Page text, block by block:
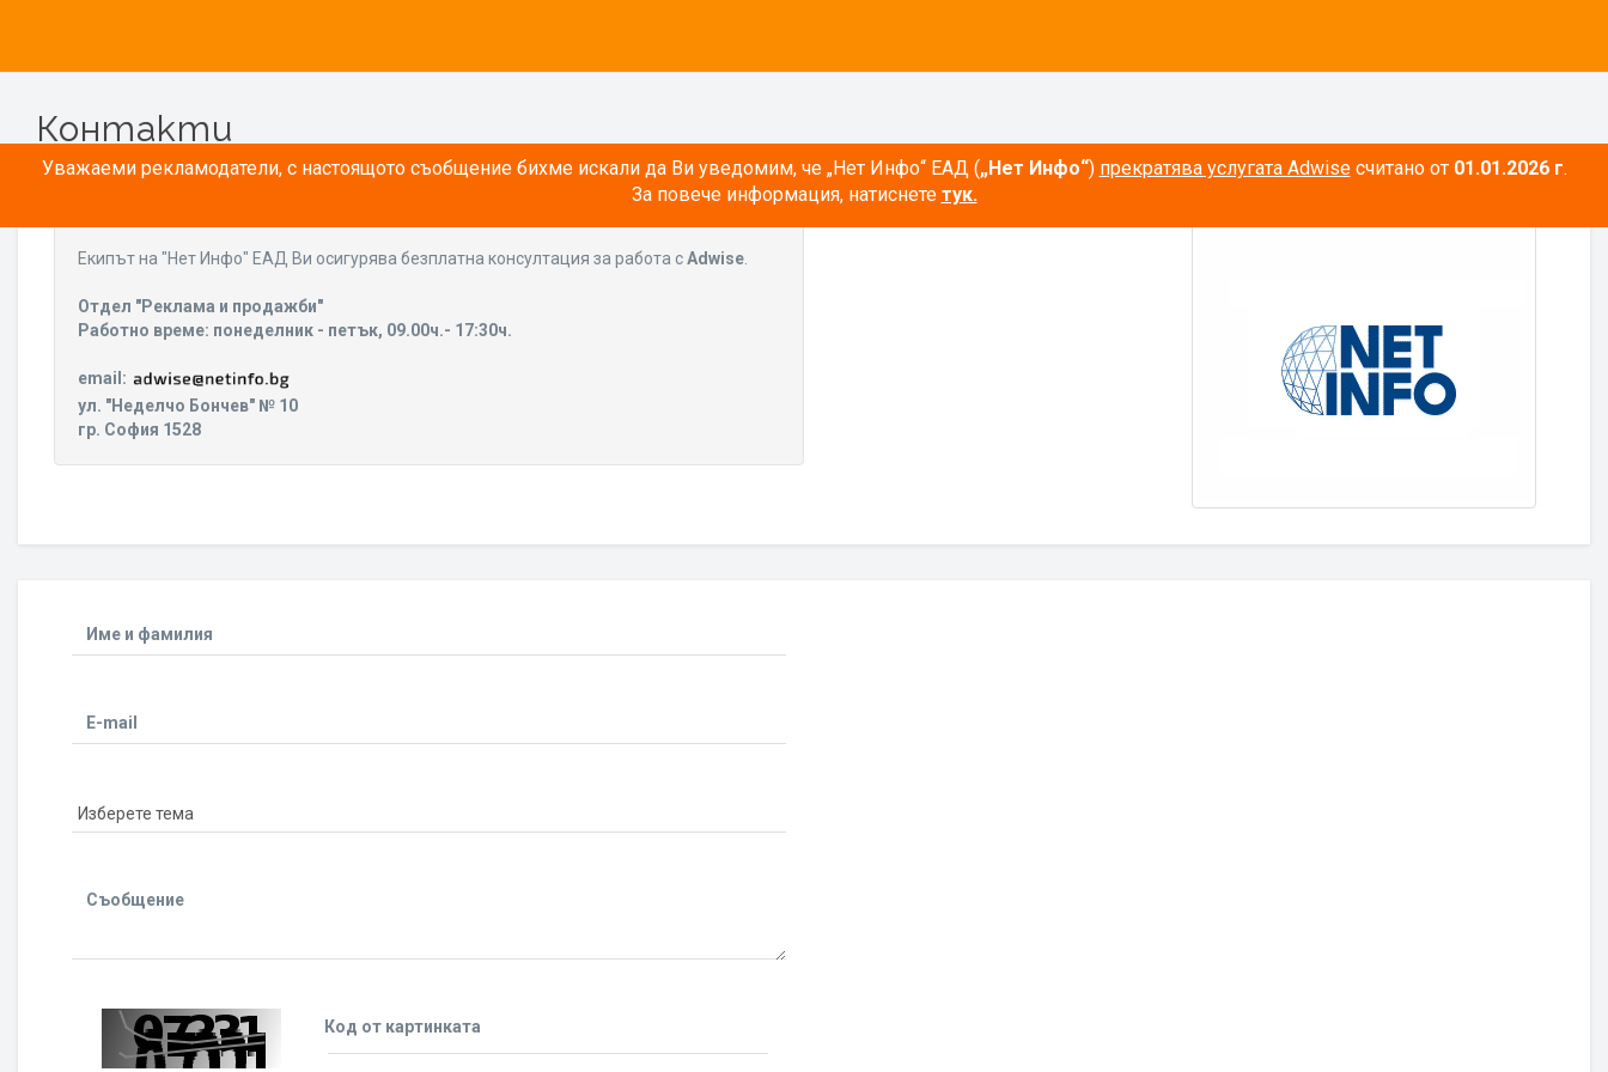
Уважаеми рекламодатели, с настоящото съобщение бихме искали да Ви уведомим, че „Нет Инфо“ ЕАД („Нет Инфо“) прекратява услугата Adwiseсчитано от 01.01.2026 г.
За повече информация, натиснете тук.
Контакти
Eкипът на "Нет Инфо" ЕАД Ви осигурява безплатна консултация за работа сAdwise
Отдел "Реклама и продажби"
Работно време: понеделник - петък, 09.00ч.- 17:30ч.
email:
ул. "Неделчо Бончев" № 10
гр. София 1528
Име и фамилия
E-mail
Съобщение
Код от картинката